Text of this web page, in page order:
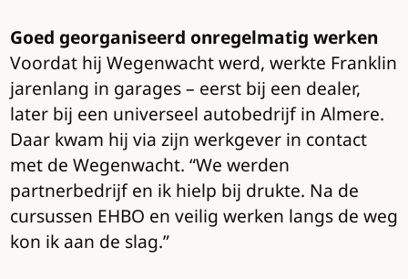
Goed georganiseerd onregelmatig werken
Voordat hij Wegenwacht werd, werkte Franklin
jarenlang in garages – eerst bij een dealer,
later bij een universeel autobedrijf in Almere.
Daar kwam hij via zijn werkgever in contact
met de Wegenwacht. “We werden
partnerbedrijf en ik hielp bij drukte. Na de
cursussen EHBO en veilig werken langs de weg
kon ik aan de slag.”